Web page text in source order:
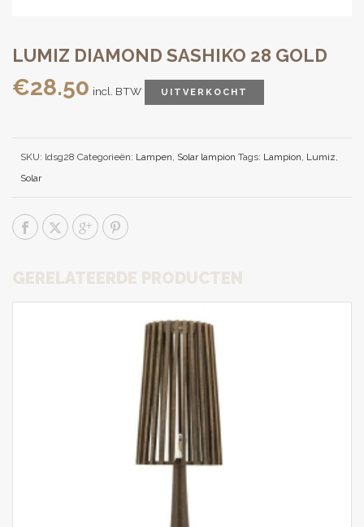
LUMIZ DIAMOND SASHIKO 28 GOLD
€28.50 incl. BTW UITVERKOCHT
SKU: ldsg28 Categorieën: Lampen, Solar lampion Tags: Lampion, Lumiz,
Solar
GERELATEERDE PRODUCTEN